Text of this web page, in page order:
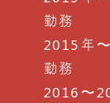
勤務
2015年
勤務
2016〜